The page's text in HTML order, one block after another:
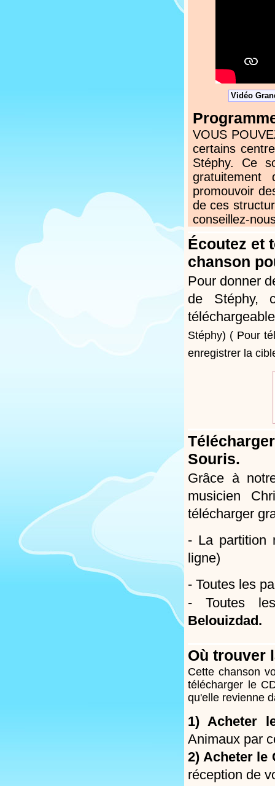
Vidéo
VOUS
certains
Stéphy. Ce
gratuitement
promouvoir
de ces
conseillez-
Écoutez et
chanson
Pour donner
de Stéphy,
Stéphy) ( Pour
enregistrer la
Souris.
Grâce à
musicien
télécharger
- La partition
ligne)
- Toutes les
- Toutes
Belouizdad.
Où trouver
Cette chanson
télécharger le
qu'elle revienne
1) Acheter
Animaux par
2) Acheter le
réception de